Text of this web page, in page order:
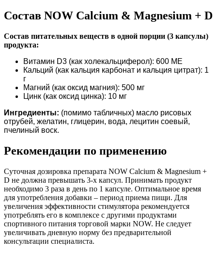
Состав NOW Calcium & Magnesium + D
Состав питательных веществ в одной порции (3 капсулы)
продукта:
Витамин D3 (как холекальциферол): 600 МЕ
Кальций (как кальция карбонат и кальция цитрат): 1
г
Магний (как оксид магния): 500 мг
Цинк (как оксид цинка): 10 мг
Ингредиенты: (помимо табличных) масло рисовых
отрубей, желатин, глицерин, вода, лецитин соевый,
пчелиный воск.
Рекомендации по применению
Суточная дозировка препарата NOW Calcium & Magnesium +
D не должна превышать 3-х капсул. Принимать продукт
необходимо 3 раза в день по 1 капсуле. Оптимальное время
для употребления добавки – период приема пищи. Для
увеличения эффективности стимулятора рекомендуется
употреблять его в комплексе с другими продуктами
спортивного питания торговой марки NOW. Не следует
увеличивать дневную норму без предварительной
консультации специалиста.